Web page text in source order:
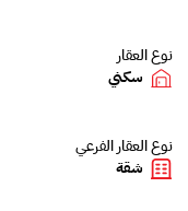
نوع العقار
سكني
نوع العقار الفرعي
شقة